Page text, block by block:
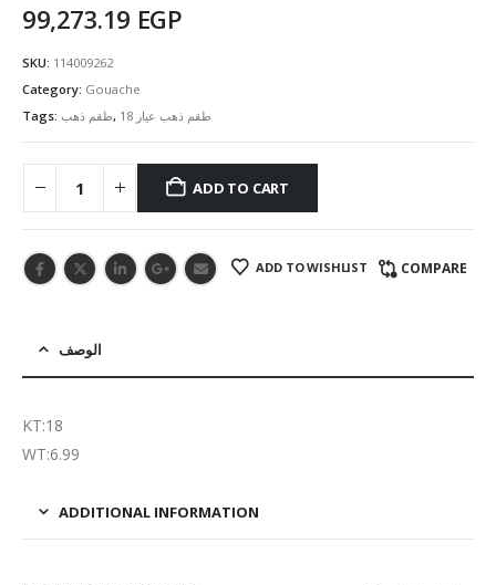
99,273.19 EGP
SKU: 114009262
Category: Gouache
Tags: طقم ذهب, طقم ذهب عيار 18
ADD TO CART
ADD TO WISHLIST COMPARE
الوصف
KT:18
WT:6.99
ADDITIONAL INFORMATION